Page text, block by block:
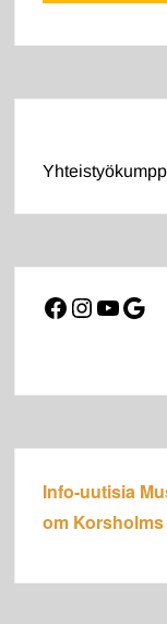
Facebook
Info-uutisia
om